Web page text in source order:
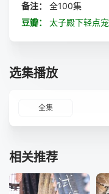
备注：
全100集
豆瓣：
太子殿下轻点宠
选集播放
全集
相关推荐